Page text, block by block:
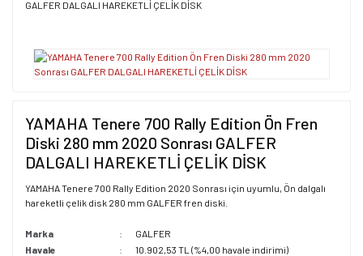
YAMAHA Tenere 700 Rally Edition Ön Fren
Diski 280 mm 2020 Sonrası GALFER
DALGALI HAREKETLİ ÇELİK DİSK
YAMAHA Tenere 700 Rally Edition 2020 Sonrası için uyumlu, Ön dalgalı
hareketli çelik disk 280 mm GALFER fren diski.
Marka
GALFER
Havale
10.902,53 TL (%4,00 havale indirimi)